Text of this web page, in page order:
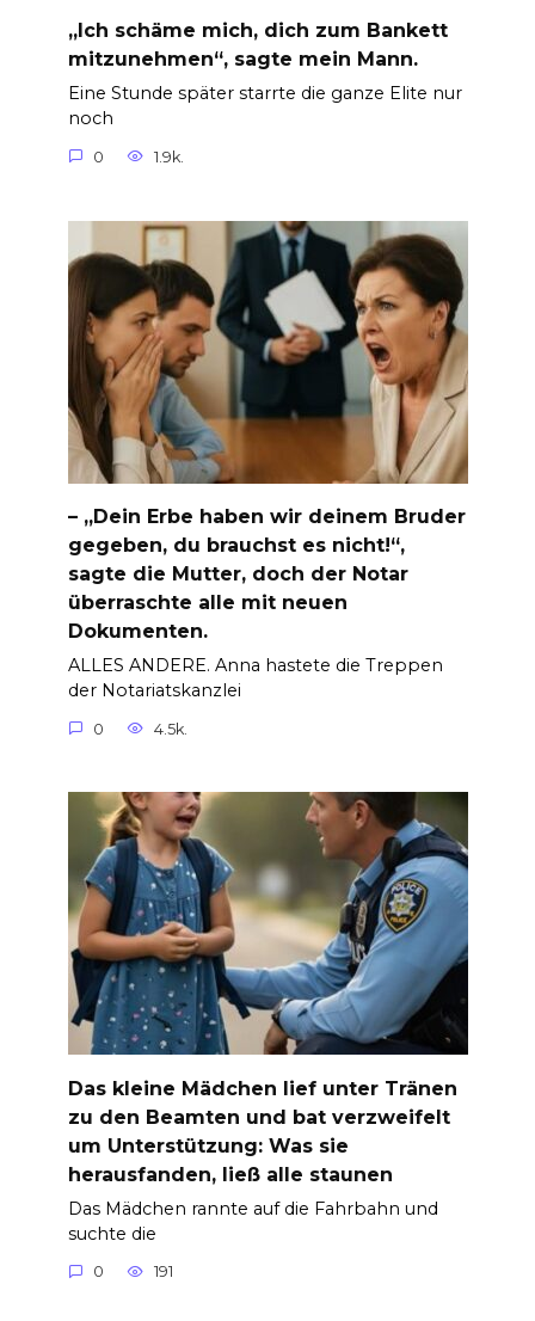
„Ich schäme mich, dich zum Bankett
mitzunehmen“, sagte mein Mann.
Eine Stunde später starrte die ganze Elite nur
noch
0 1.9k.
– „Dein Erbe haben wir deinem Bruder
gegeben, du brauchst es nicht!“,
sagte die Mutter, doch der Notar
überraschte alle mit neuen
Dokumenten.
ALLES ANDERE. Anna hastete die Treppen
der Notariatskanzlei
0 4.5k.
Das kleine Mädchen lief unter Tränen
zu den Beamten und bat verzweifelt
um Unterstützung: Was sie
herausfanden, ließ alle staunen
Das Mädchen rannte auf die Fahrbahn und
suchte die
0 191